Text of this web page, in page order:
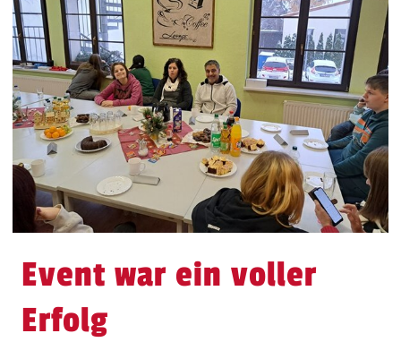
Event war ein voller
Erfolg